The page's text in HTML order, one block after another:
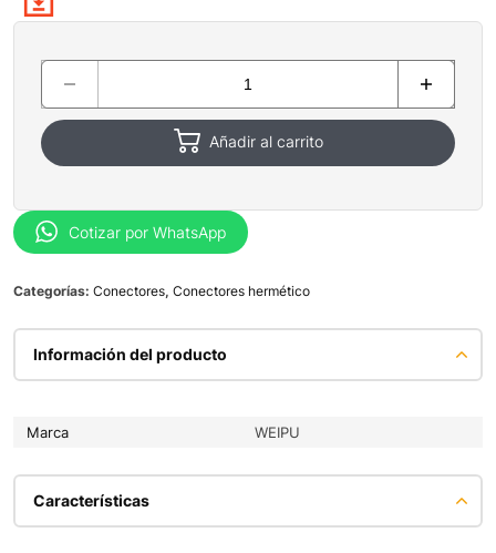
Añadir al carrito
Cotizar por WhatsApp
Categorías: Conectores, Conectores hermético
Información del producto
Marca WEIPU
Características